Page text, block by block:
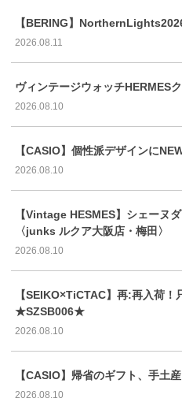
【BERING】
2026.08.11
ヴィンテージウォッチHERMES
2026.08.10
【CASIO】個性派デザインに
2026.08.10
【Vintage HESMES】シェーヌ
〈junks ルクア大阪店・梅田〉
2026.08.10
【SEIKO×TiCTAC】再:再入荷！
★SZSB006★
2026.08.10
【CASIO】帰省のギフト、手土
2026.08.10